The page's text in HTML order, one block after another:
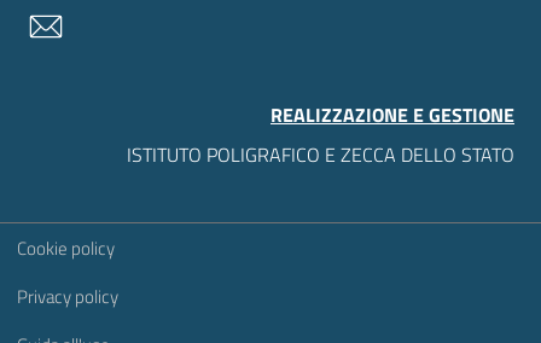
REALIZZAZIONE E GESTIONE
ISTITUTO POLIGRAFICO E ZECCA DELLO STATO
Sezione Link Utili
Cookie policy
Privacy policy